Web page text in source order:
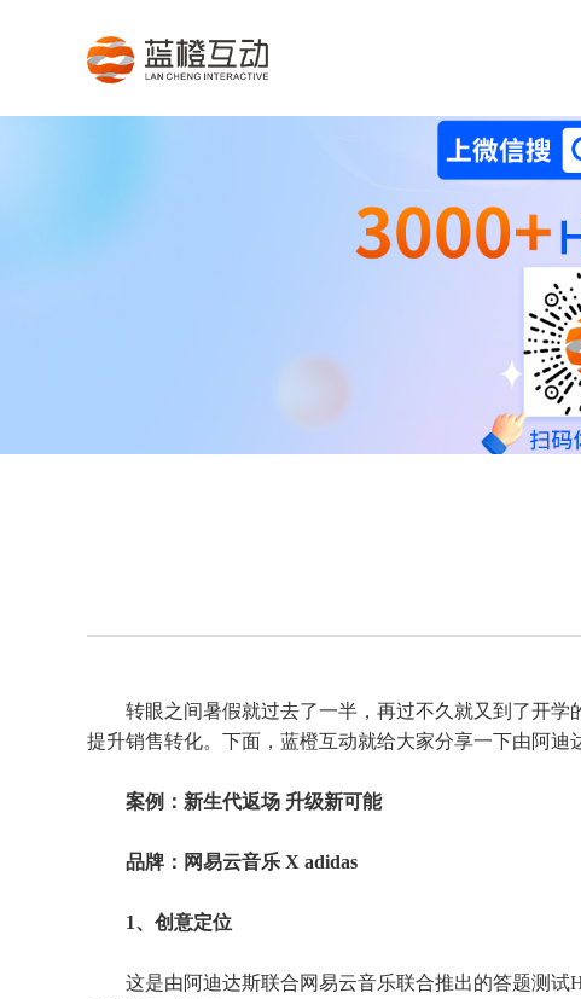
转眼之间暑假就过去了一半，再过不久就又到了开
提升销售转化。下面，蓝橙互动就给大家分享一下由阿迪
案例：新生代返场 升级新可能
品牌：网易云音乐 X adidas
1、创意定位
这是由阿迪达斯联合网易云音乐联合推出的答题测试